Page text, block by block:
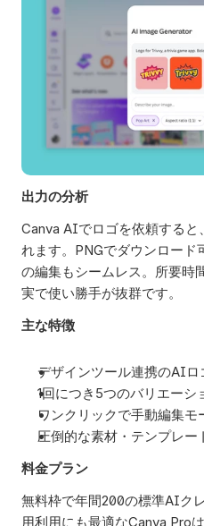
出力の分析
Canva AIでロゴを依頼すると
れます。PNGでダウンロー
の編集もシームレス。所要時
実で使い勝手が抜群です。
主な特徴
デザインツール連携のAIロ
1回につき5つのバリエーシ
ワンクリックで手動編集
圧倒的な素材・テンプレ
料金プラン
無料枠で年間200の標準AIク
用利用にも最適なCanva Pro